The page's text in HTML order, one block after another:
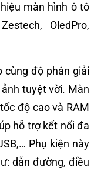
màn hình ô tô
OledPro,
cùng độ phân giải
tuyệt vời. Màn
độ cao và RAM
hỗ trợ kết nối đa
Phụ kiện này
dẫn đường, điều